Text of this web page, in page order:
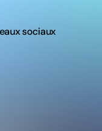
sociaux